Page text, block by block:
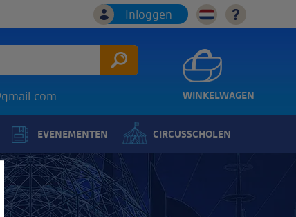
WINKELWAGEN
EVENEMENTEN CIRCUSSCHOLEN
Inloggen